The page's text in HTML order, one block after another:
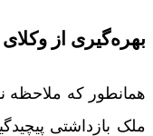
بهره‌گیری از
همانطور که ملاحظه
ملک بازداشتی